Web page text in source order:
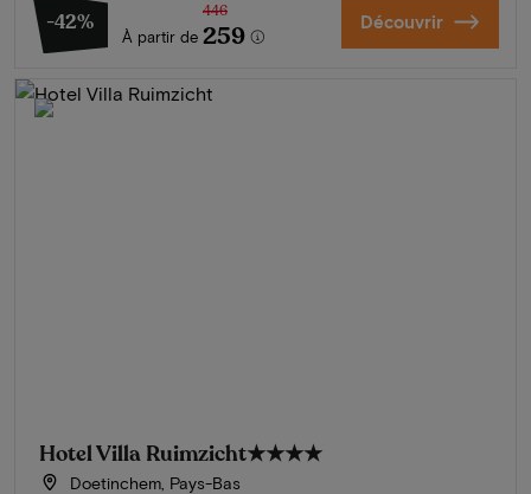
-42%
À partir de
446
259 Découvrir
Hotel Villa Ruimzicht★★★★
Doetinchem, Pays-Bas